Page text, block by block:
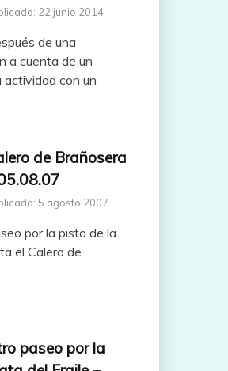
22 junio 2014
de una
a cuenta de un
actividad con un
de Brañosera
5 agosto 2007
por la pista de la
el Calero de
paseo por la